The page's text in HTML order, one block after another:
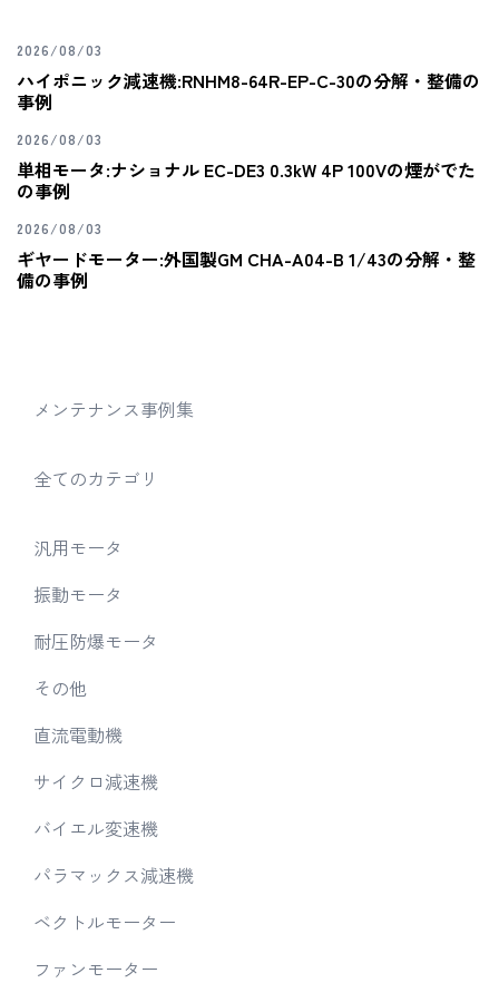
2026/08/03
ハイポニック減速機:RNHM8-64R-EP-C-30の分解・整備の
事例
2026/08/03
単相モータ:ナショナル EC-DE3 0.3kW 4P 100Vの煙がでた
の事例
2026/08/03
ギヤードモーター:外国製GM CHA-A04-B 1/43の分解・整
備の事例
メンテナンス事例集
全てのカテゴリ
汎用モータ
振動モータ
耐圧防爆モータ
その他
直流電動機
サイクロ減速機
バイエル変速機
パラマックス減速機
ベクトルモーター
ファンモーター